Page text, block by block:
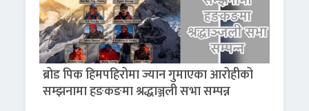
ब्रोड पिक हिमपहिरोमा ज्यान गुमाएका आरोहीको
सम्झनामा हङकङमा श्रद्धाञ्जली सभा सम्पन्न